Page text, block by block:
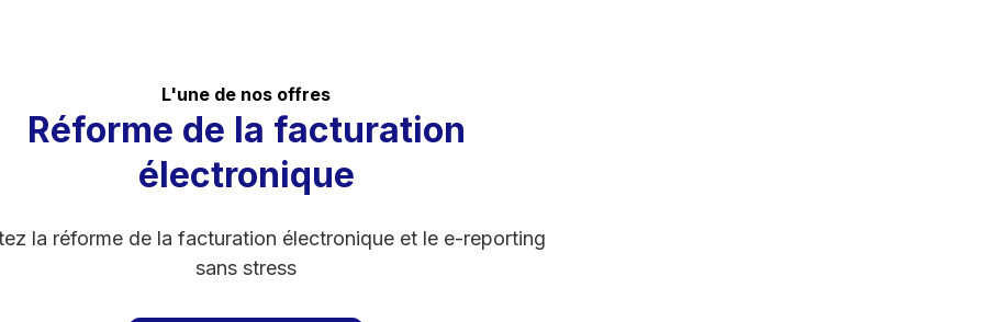
L'une de nos offres
Réforme de la facturation
électronique
la réforme de la facturation électronique et le e-reporting
sans stress